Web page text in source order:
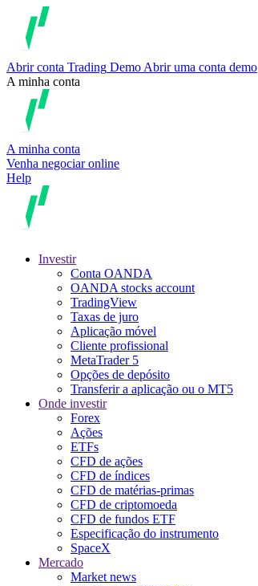
Abrir conta Trading Demo Abrir uma conta demo
A minha conta
A minha conta
Venha negociar online
Help
Investir
Conta OANDA
OANDA stocks account
TradingView
Taxas de juro
Aplicação móvel
Cliente profissional
MetaTrader 5
Opções de depósito
Transferir a aplicação ou o MT5
Onde investir
Forex
Ações
ETFs
CFD de ações
CFD de índices
CFD de matérias-primas
CFD de criptomoeda
CFD de fundos ETF
Especificação do instrumento
SpaceX
Mercado
Market news